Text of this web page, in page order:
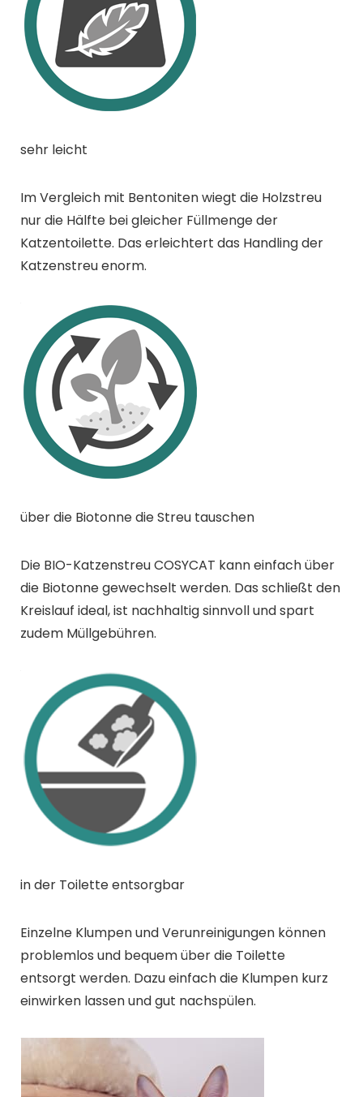
sehr leicht
Im Vergleich mit Bentoniten wiegt die Holzstreu
nur die Hälfte bei gleicher Füllmenge der
Katzentoilette. Das erleichtert das Handling der
Katzenstreu enorm.
über die Biotonne die Streu tauschen
Die BIO-Katzenstreu COSYCAT kann einfach über
die Biotonne gewechselt werden. Das schließt den
Kreislauf ideal, ist nachhaltig sinnvoll und spart
zudem Müllgebühren.
in der Toilette entsorgbar
Einzelne Klumpen und Verunreinigungen können
problemlos und bequem über die Toilette
entsorgt werden. Dazu einfach die Klumpen kurz
einwirken lassen und gut nachspülen.